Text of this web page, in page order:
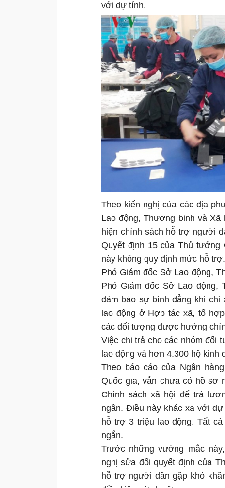
với dự tính.
Theo kiến nghị của các địa
Lao động, Thương binh và
hiện chính sách hỗ trợ người
Quyết định 15 của Thủ tướng
này không quy định mức hỗ trợ.
Phó Giám đốc Sở Lao động,
Phó Giám đốc Sở Lao động,
đảm bảo sự bình đẳng khi chỉ
lao động ở Hợp tác xã, tổ
các đối tượng được hưởng
Việc chi trả cho các nhóm đối
lao động và hơn 4.300 hộ kinh
Theo báo cáo của Ngân
Quốc gia, vẫn chưa có hồ sơ
Chính sách xã hội để trả
ngân. Điều này khác xa với
hỗ trợ 3 triệu lao động. Tất
ngắn.
Trước những vướng mắc
nghị sửa đổi quyết định của
hỗ trợ người dân gặp khó